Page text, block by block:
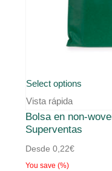
Select options
tiene
Vista rápida
Bolsa en non-
Superventas
Desde 0,22€
You save (%)